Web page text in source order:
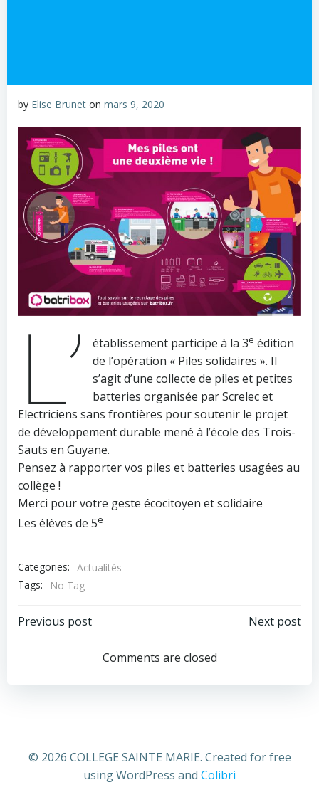
by Elise Brunet on mars 9, 2020
L’ établissement participe à la 3e édition
de l’opération « Piles solidaires ». Il
s’agit d’une collecte de piles et petites
batteries organisée par Screlec et
Electriciens sans frontières pour soutenir le projet
de développement durable mené à l’école des Trois-
Sauts en Guyane.
Pensez à rapporter vos piles et batteries usagées au
collège !
Merci pour votre geste écocitoyen et solidaire
Les élèves de 5e
Categories: Actualités
Tags:
No Tag
Post
navigation
Previous post
navigation
Next post
Comments are closed
© 2026 COLLEGE SAINTE MARIE. Created for free
using WordPress and Colibri